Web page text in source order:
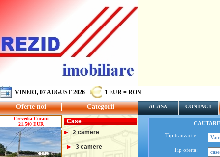
VINERI, 07 AUGUST 2026 1 EUR = RON
Oferte noi Categorii ACASA CONTACT
Crevedia-Cocani
21.500 EUR
Case
2 camere
3 camere
Tip tranzactie:
Tip oferta: